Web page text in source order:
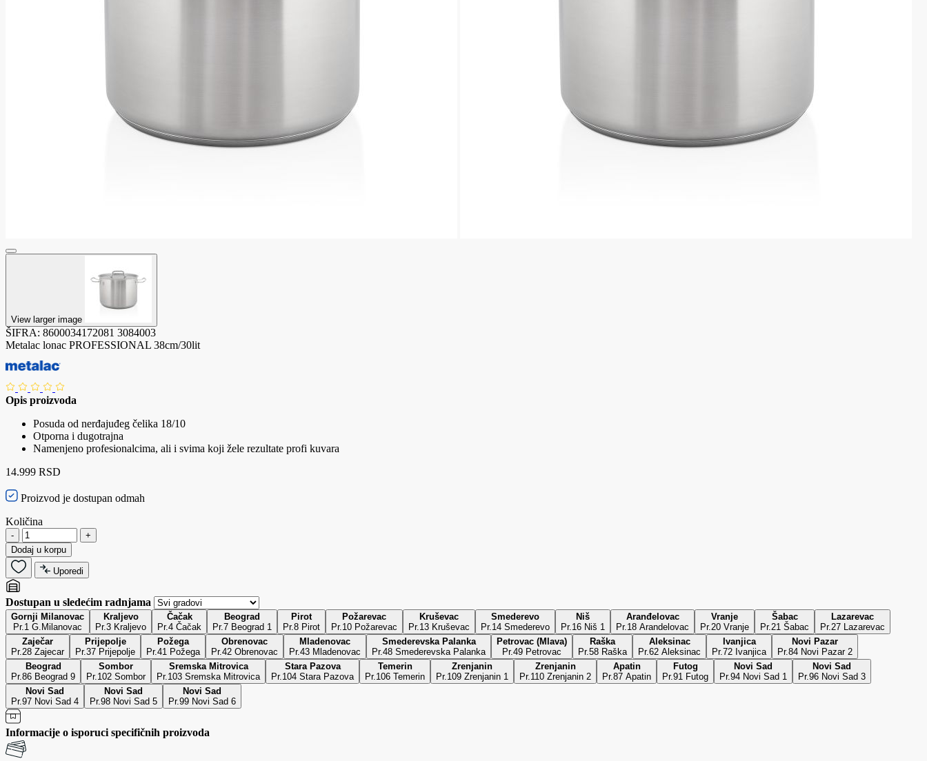
View larger image
ŠIFRA: 8600034172081 3084003
Metalac lonac PROFESSIONAL 38cm/30lit
Opis proizvoda
Posuda od nerđajuđeg čelika 18/10
Otporna i dugotrajna
Namenjeno profesionalcima, ali i svima koji žele rezultate profi kuvara
14.999 RSD
Proizvod je dostupan odmah
Količina
-
+
Dodaj u korpu
Uporedi
Dostupan u sledećim radnjama
Gornji Milanovac
Pr.1 G.Milanovac
Kraljevo
Pr.3 Kraljevo
Čačak
Pr.4 Čačak
Beograd
Pr.7 Beograd 1
Pirot
Pr.8 Pirot
Požarevac
Pr.10 Požarevac
Kruševac
Pr.13 Kruševac
Smederevo
Pr.14 Smederevo
Niš
Pr.16 Niš 1
Aranđelovac
Pr.18 Arandelovac
Vranje
Pr.20 Vranje
Šabac
Pr.21 Šabac
Lazarevac
Pr.27 Lazarevac
Zaječar
Pr.28 Zajecar
Prijepolje
Pr.37 Prijepolje
Požega
Pr.41 Požega
Obrenovac
Pr.42 Obrenovac
Mladenovac
Pr.43 Mladenovac
Smederevska Palanka
Pr.48 Smederevska Palanka
Petrovac (Mlava)
Pr.49 Petrovac
Raška
Pr.58 Raška
Aleksinac
Pr.62 Aleksinac
Ivanjica
Pr.72 Ivanjica
Novi Pazar
Pr.84 Novi Pazar 2
Beograd
Pr.86 Beograd 9
Sombor
Pr.102 Sombor
Sremska Mitrovica
Pr.103 Sremska Mitrovica
Stara Pazova
Pr.104 Stara Pazova
Temerin
Pr.106 Temerin
Zrenjanin
Pr.109 Zrenjanin 1
Zrenjanin
Pr.110 Zrenjanin 2
Apatin
Pr.87 Apatin
Futog
Pr.91 Futog
Novi Sad
Pr.94 Novi Sad 1
Novi Sad
Pr.96 Novi Sad 3
Novi Sad
Pr.97 Novi Sad 4
Novi Sad
Pr.98 Novi Sad 5
Novi Sad
Pr.99 Novi Sad 6
Informacije o isporuci specifičnih proizvoda